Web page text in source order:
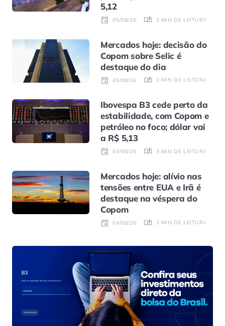
5,12
05/08/26 2 MIN DE LEITURA
Mercados hoje: decisão do
Copom sobre Selic é
destaque do dia
05/08/26 2 MIN DE LEITURA
Ibovespa B3 cede perto da
estabilidade, com Copom e
petróleo no foco; dólar vai
a R$ 5,13
04/08/26 3 MIN DE LEITURA
Mercados hoje: alívio nas
tensões entre EUA e Irã é
destaque na véspera do
Copom
04/08/26 2 MIN DE LEITURA